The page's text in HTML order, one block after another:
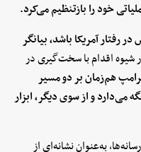
خود را بازتنظیم می‌کرد.
رفتار آمریکا باشد، بیانگر
شیوه اقدام با سخت‌گیری در
هم‌زمان بر دو مسیر
می‌دارد و از سوی دیگر، ابزار
به‌عنوان نشانه‌ای از